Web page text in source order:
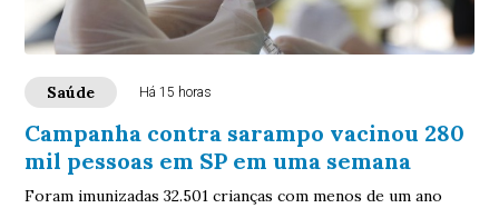
Saúde Há 15 horas
Campanha contra sarampo vacinou 280
mil pessoas em SP em uma semana
Foram imunizadas 32.501 crianças com menos de um ano